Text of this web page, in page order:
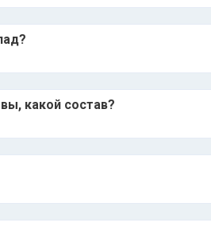
какой состав?